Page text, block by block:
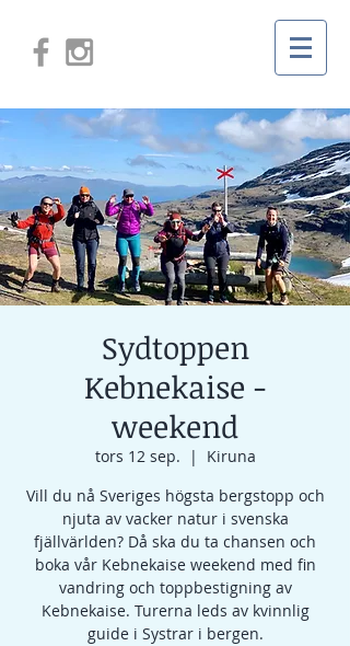
Sydtoppen
Kebnekaise -
weekend
tors 12 sep.
  |
Kiruna
Vill du nå Sveriges högsta bergstopp och
njuta av vacker natur i svenska
fjällvärlden? Då ska du ta chansen och
boka vår Kebnekaise weekend med fin
vandring och toppbestigning av
Kebnekaise. Turerna leds av kvinnlig
guide i Systrar i bergen.